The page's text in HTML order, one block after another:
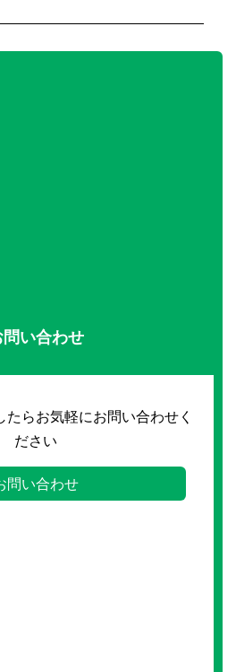
問い合わせ
らお気軽にお問い合わせく
ださい
問い合わせ